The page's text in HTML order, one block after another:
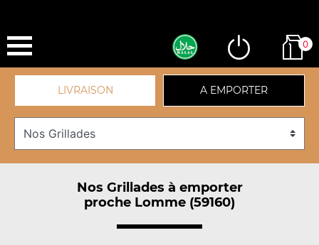
0
LIVRAISON A EMPORTER
Nos Grillades à emporter
proche Lomme (59160)